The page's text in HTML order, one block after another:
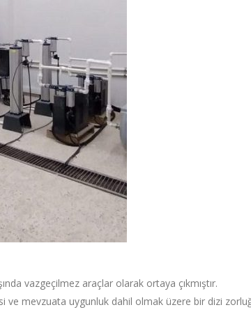
vazgeçilmez araçlar olarak ortaya çıkmıştır.
mevzuata uygunluk dahil olmak üzere bir dizi